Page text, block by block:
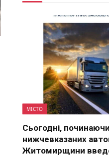
МІСТО
Сьогодні,
нижчевказаних
Житомирщини